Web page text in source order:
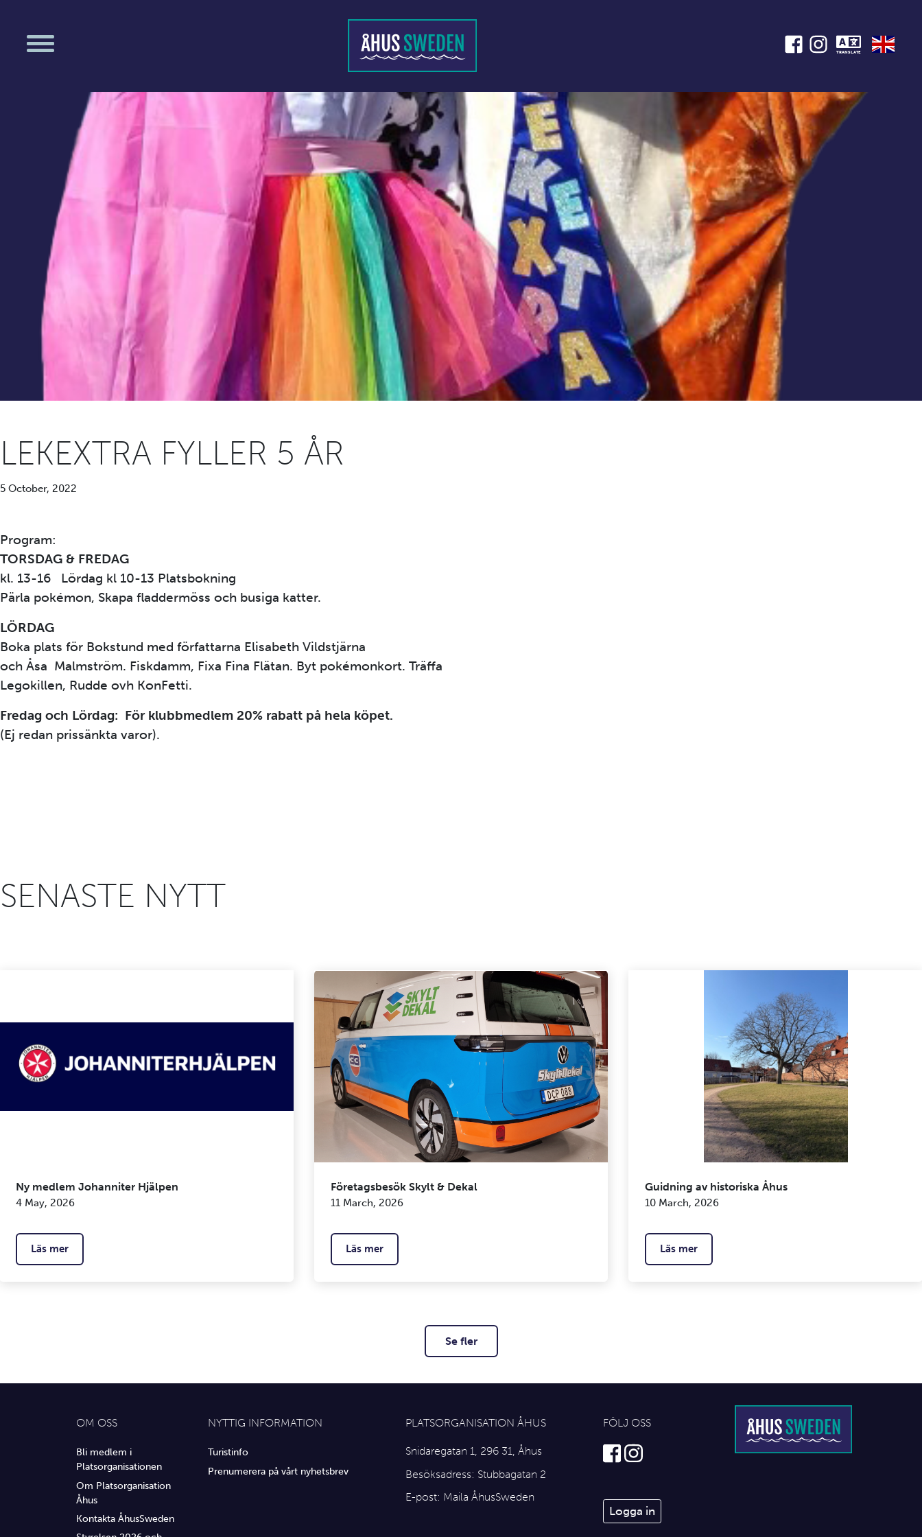
TRANSLATE
LEKEXTRA FYLLER 5 ÅR
5 October, 2022
Program:
TORSDAG & FREDAG
kl. 13-16 Lördag kl 10-13 Platsbokning
Pärla pokémon, Skapa fladdermöss och busiga katter.
LÖRDAG
Boka plats för Bokstund med författarna Elisabeth Vildstjärna
och Åsa Malmström. Fiskdamm, Fixa Fina Flätan. Byt pokémonkort. Träffa
Legokillen, Rudde ovh KonFetti.
Fredag och Lördag: För klubbmedlem 20% rabatt på hela köpet.
(Ej redan prissänkta varor).
SENASTE NYTT
Ny medlem Johanniter Hjälpen
4 May, 2026
Läs mer
Företagsbesök Skylt & Dekal
11 March, 2026
Läs mer
Guidning av historiska Åhus
10 March, 2026
Läs mer
Se fler
OM OSS
Bli medlem i
Platsorganisationen
Om Platsorganisation
Åhus
Kontakta ÅhusSweden
NYTTIG INFORMATION
Turistinfo
Prenumerera på vårt nyhetsbrev
PLATSORGANISATION ÅHUS
Snidaregatan 1, 296 31, Åhus
Besöksadress: Stubbagatan 2
E-post: Maila ÅhusSweden
FÖLJ OSS
Logga in